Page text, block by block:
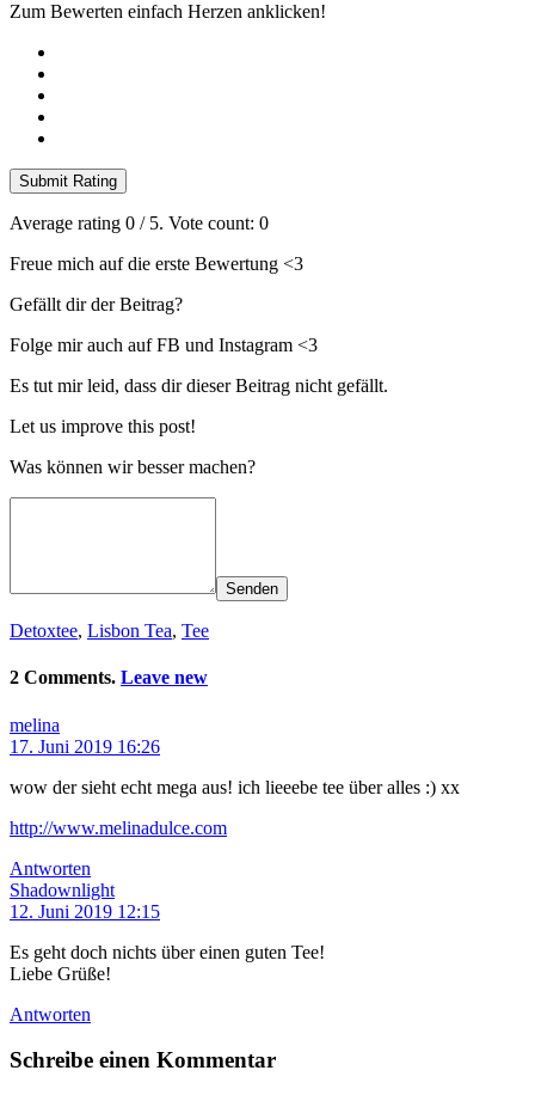
Zum Bewerten einfach Herzen anklicken!
Submit Rating
Average rating 0 / 5. Vote count: 0
Freue mich auf die erste Bewertung <3
Gefällt dir der Beitrag?
Folge mir auch auf FB und Instagram <3
Es tut mir leid, dass dir dieser Beitrag nicht gefällt.
Let us improve this post!
Was können wir besser machen?
Senden
Detoxtee, Lisbon Tea, Tee
2 Comments. Leave new
melina
17. Juni 2019 16:26
wow der sieht echt mega aus! ich lieeebe tee über alles :) xx
http://www.melinadulce.com
Antworten
Shadownlight
12. Juni 2019 12:15
Es geht doch nichts über einen guten Tee!
Liebe Grüße!
Antworten
Schreibe einen Kommentar